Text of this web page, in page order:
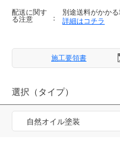
配送に関す
る注意
別途送料がかか
詳細はコチラ
施工要領書
選択（タイプ）